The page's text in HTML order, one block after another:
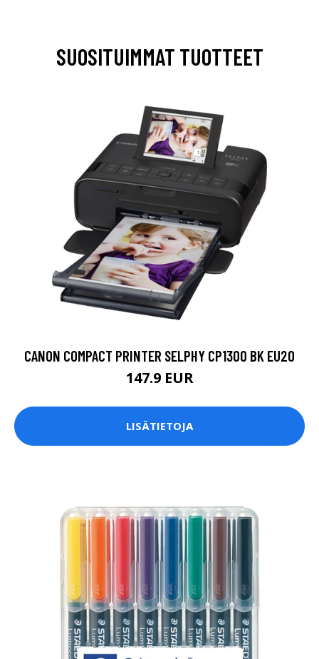
SUOSITUIMMAT TUOTTEET
CANON COMPACT PRINTER SELPHY CP1300 BK EU20
147.9 EUR
LISÄTIETOJA